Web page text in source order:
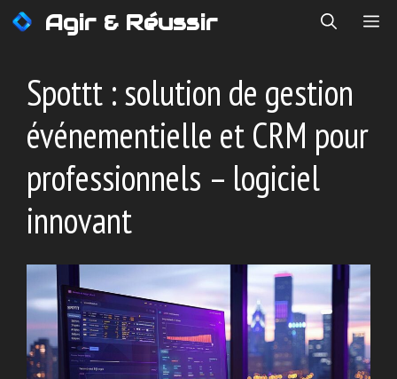
Aller
au
Agir & Réussir
Spottt : solution de gestion
événementielle et CRM pour
professionnels – logiciel
innovant